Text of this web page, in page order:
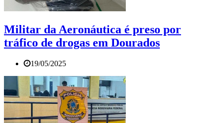
Militar da Aeronáutica é preso por
tráfico de drogas em Dourados
19/05/2025